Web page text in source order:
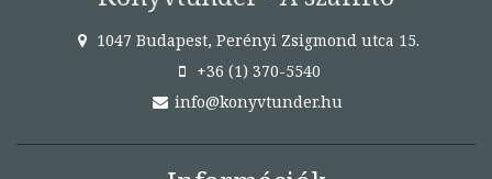
1047 Budapest, Perényi Zsigmond utca 15.
+36 (1) 370-5540
info@konyvtunder.hu